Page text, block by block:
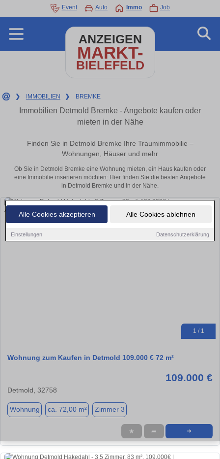
Alle Cookies akzeptieren Alle Cookies ablehnen
Einstellungen Datenschutzerklärung
Event Auto Immo Job
ANZEIGEN
MARKT-
BIELEFELD
❯ IMMOBILIEN ❯ BREMKE
Immobilien Detmold Bremke - Angebote kaufen oder
mieten in der Nähe
Finden Sie in Detmold Bremke Ihre Traumimmobilie –
Wohnungen, Häuser und mehr
Ob Sie in Detmold Bremke eine Wohnung mieten, ein Haus kaufen oder
eine Immobilie inserieren möchten: Hier finden Sie die besten Angebote
in Detmold Bremke und in der Nähe.
1 / 1
Wohnung zum Kaufen in Detmold 109.000 € 72 m²
109.000 €
Detmold, 32758
Wohnung ca. 72,00 m² Zimmer 3
★ ➦ ➜